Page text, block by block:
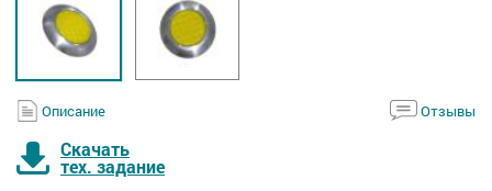
Описание Отзывы
Скачать
тех. задание